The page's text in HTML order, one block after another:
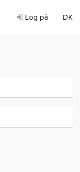
Log på DK